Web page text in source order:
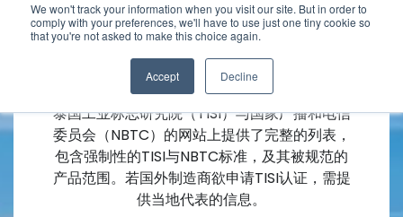
We won't track your information when you visit our site. But in order to
comply with your preferences, we'll have to use just one tiny cookie so
that you're not asked to make this choice again.
Accept Decline
泰国市场准入服务
泰国工业标志研究院（TISI）与国家广播和电信
委员会（NBTC）的网站上提供了完整的列表，
包含强制性的TISI与NBTC标准，及其被规范的
产品范围。若国外制造商欲申请TISI认证，需提
供当地代表的信息。